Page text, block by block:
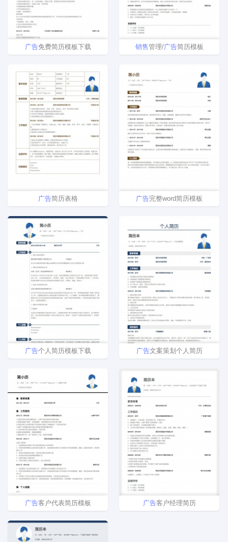
广告免费简历模板下载 销售管理/广告简历模板
广告简历表格 广告完整word简历模板
广告个人简历模板下载 广告文案策划个人简历
广告客户代表简历模板 广告客户经理简历